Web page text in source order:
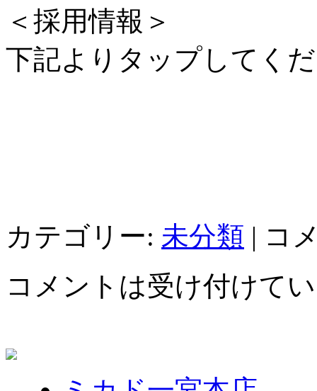
＜採用情報＞
下記よりタップしてく
カテゴリー: 未分類 | コ
コメントは受け付けて